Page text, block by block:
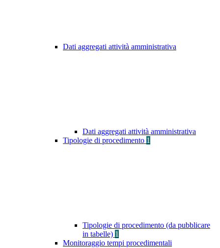
Dati aggregati attività amministrativa
Dati aggregati attività amministrativa
Tipologie di procedimento 1
Tipologie di procedimento (da pubblicare
in tabelle) 1
Monitoraggio tempi procedimentali